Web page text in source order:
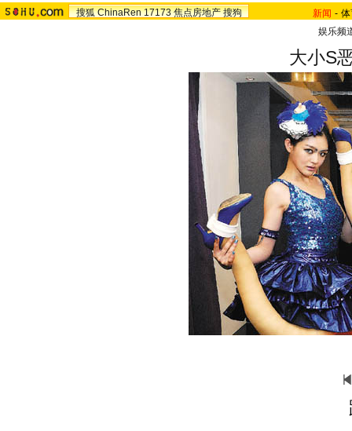
搜狐 ChinaRen 17173 焦点房地产 搜狗 新闻 -
娱乐频
大小S